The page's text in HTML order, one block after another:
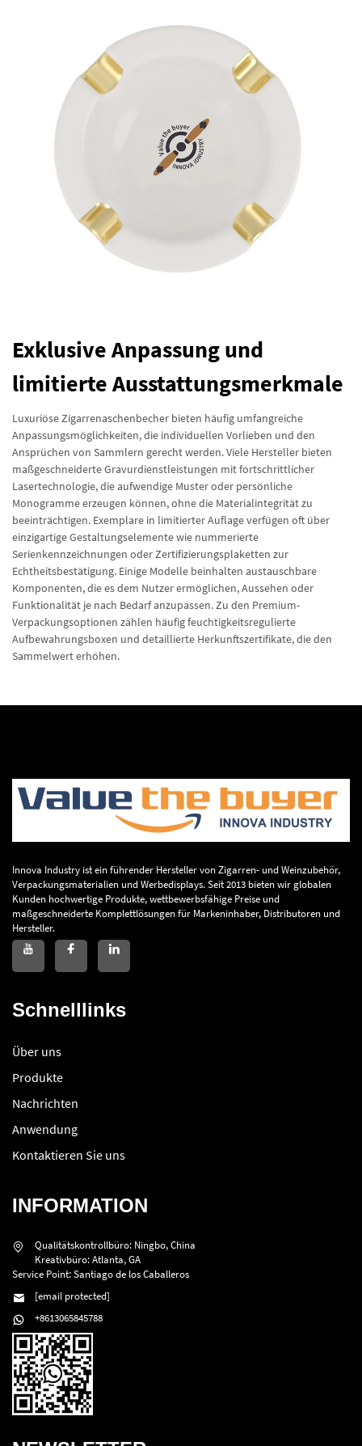
Exklusive Anpassung und
limitierte Ausstattungsmerkmale
Luxuriöse Zigarrenaschenbecher bieten häufig umfangreiche
Anpassungsmöglichkeiten, die individuellen Vorlieben und den
Ansprüchen von Sammlern gerecht werden. Viele Hersteller bieten
maßgeschneiderte Gravurdienstleistungen mit fortschrittlicher
Lasertechnologie, die aufwendige Muster oder persönliche
Monogramme erzeugen können, ohne die Materialintegrität zu
beeinträchtigen. Exemplare in limitierter Auflage verfügen oft über
einzigartige Gestaltungselemente wie nummerierte
Serienkennzeichnungen oder Zertifizierungsplaketten zur
Echtheitsbestätigung. Einige Modelle beinhalten austauschbare
Komponenten, die es dem Nutzer ermöglichen, Aussehen oder
Funktionalität je nach Bedarf anzupassen. Zu den Premium-
Verpackungsoptionen zählen häufig feuchtigkeitsregulierte
Aufbewahrungsboxen und detaillierte Herkunftszertifikate, die den
Sammelwert erhöhen.
Innova Industry ist ein führender Hersteller von Zigarren- und Weinzubehör,
Verpackungsmaterialien und Werbedisplays. Seit 2013 bieten wir globalen
Kunden hochwertige Produkte, wettbewerbsfähige Preise und
maßgeschneiderte Komplettlösungen für Markeninhaber, Distributoren und
Hersteller.
Schnelllinks
Über uns
Produkte
Nachrichten
Anwendung
Kontaktieren Sie uns
INFORMATION
Qualitätskontrollbüro: Ningbo, China
Kreativbüro: Atlanta, GA
Service Point: Santiago de los Caballeros
[email protected]
+8613065845788